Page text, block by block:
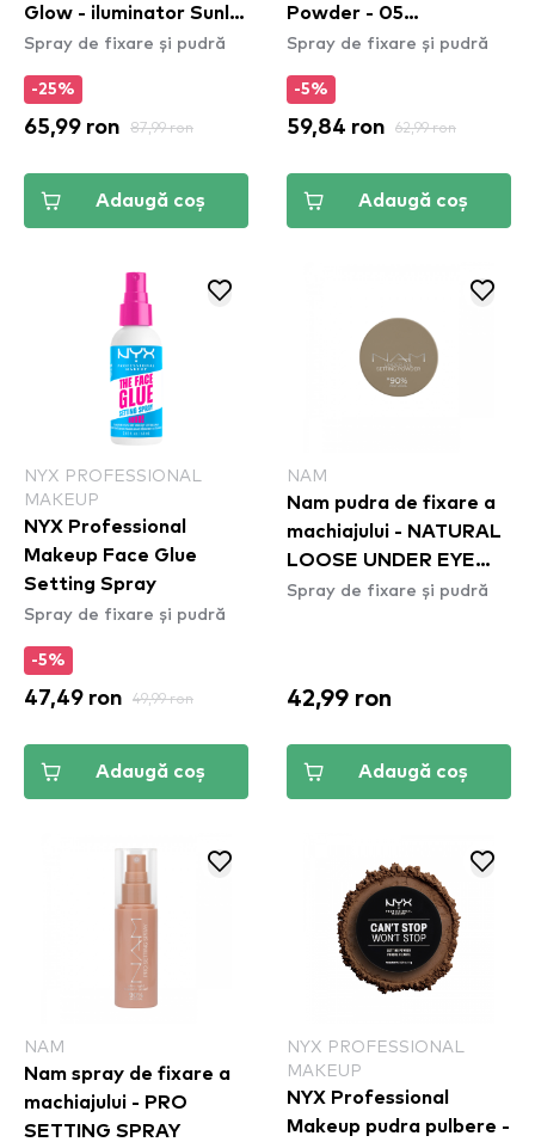
Glow - iluminator Sunlit
Glow
Spray de fixare și pudră
-25%
65,99 ron 87,99 ron
Adaugă coș
Powder - 05
Translucent
Spray de fixare și pudră
-5%
59,84 ron 62,99 ron
Adaugă coș
NYX PROFESSIONAL
MAKEUP
NYX Professional
Makeup Face Glue
Setting Spray
Spray de fixare și pudră
-5%
47,49 ron 49,99 ron
Adaugă coș
NAM
Nam pudra de fixare a
machiajului - NATURAL
LOOSE UNDER EYE
SETTING POWDER
Spray de fixare și pudră
42,99 ron
Adaugă coș
NAM
Nam spray de fixare a
machiajului - PRO
SETTING SPRAY
NYX PROFESSIONAL
MAKEUP
NYX Professional
Makeup pudra pulbere -